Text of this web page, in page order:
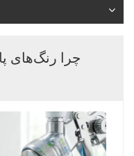
چرا رنگ‌های